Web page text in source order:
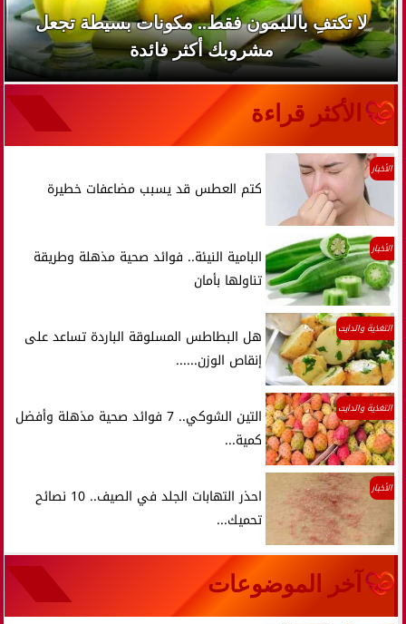
لا تكتفِ بالليمون فقط.. مكونات بسيطة تجعل
مشروبك أكثر فائدة
الأكثر قراءة
الأخبار
كتم العطس قد يسبب مضاعفات خطيرة
الأخبار
البامية النيئة.. فوائد صحية مذهلة وطريقة
تناولها بأمان
التغذية والدايت
هل البطاطس المسلوقة الباردة تساعد على
إنقاص الوزن......
التغذية والدايت
التين الشوكي.. 7 فوائد صحية مذهلة وأفضل
كمية...
الأخبار
احذر التهابات الجلد في الصيف.. 10 نصائح
تحميك...
آخر الموضوعات